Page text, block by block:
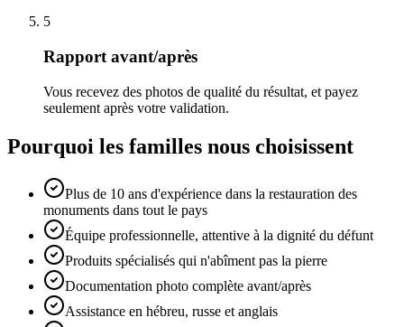
5
Rapport avant/après
Vous recevez des photos de qualité du résultat, et payez
seulement après votre validation.
Pourquoi les familles nous choisissent
Plus de 10 ans d'expérience dans la restauration des
monuments dans tout le pays
Équipe professionnelle, attentive à la dignité du défunt
Produits spécialisés qui n'abîment pas la pierre
Documentation photo complète avant/après
Assistance en hébreu, russe et anglais